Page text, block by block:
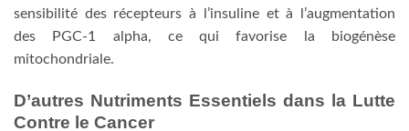
sensibilité des récepteurs à l’insuline et à l’augmentation
des PGC-1 alpha, ce qui favorise la biogénèse
mitochondriale.
D’autres Nutriments Essentiels dans la Lutte
Contre le Cancer